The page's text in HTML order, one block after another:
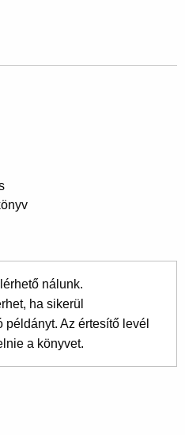
nálunk.
ha sikerül
Az értesítő levél
a könyvet.